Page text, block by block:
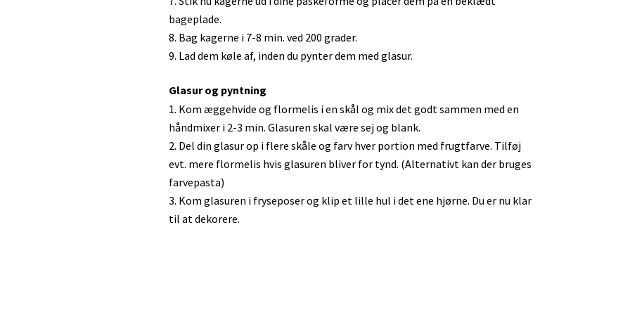
bageplade.
Bag kagerne i 7-8 min. ved 200 grader.
Lad dem køle af, inden du pynter dem med glasur.
Glasur og pyntning
Kom æggehvide og flormelis i en skål og mix det godt sammen med en
håndmixer i 2-3 min. Glasuren skal være sej og blank.
Del din glasur op i flere skåle og farv hver portion med frugtfarve. Tilføj
evt. mere flormelis hvis glasuren bliver for tynd. (Alternativt kan der bruges
farvepasta)
Kom glasuren i fryseposer og klip et lille hul i det ene hjørne. Du er nu klar
til at dekorere.